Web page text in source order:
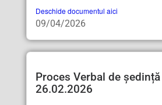
Deschide documentul aici
09/04/2026
Proces Verbal de
26.02.2026